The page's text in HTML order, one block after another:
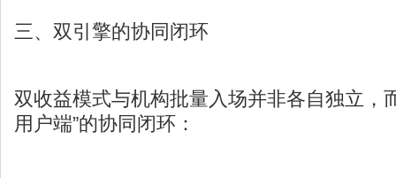
三、双引擎的协同闭环
双收益模式与机构批量入场并非各自独立，
用户端”的协同闭环：